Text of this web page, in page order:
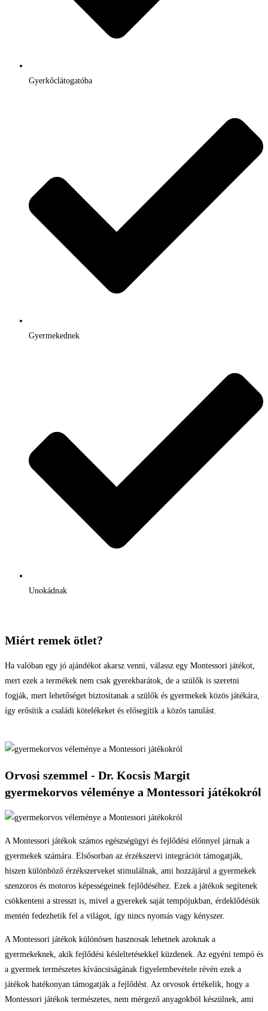
Gyerkőclátogatóba
Gyermekednek
Unokádnak
Miért remek ötlet?
Ha valóban egy jó ajándékot akarsz venni, válassz egy Montessori játékot,
mert ezek a termékek nem csak gyerekbarátok, de a szülők is szeretni
fogják, mert lehetőséget biztosítanak a szülők és gyermekek közös játékára,
így erősítik a családi kötelékeket és elősegítik a közös tanulást.
Orvosi szemmel - Dr. Kocsis Margit
gyermekorvos véleménye a Montessori játékokról
A Montessori játékok számos egészségügyi és fejlődési előnnyel járnak a
gyermekek számára. Elsősorban az érzékszervi integrációt támogatják,
hiszen különböző érzékszerveket stimulálnak, ami hozzájárul a gyermekek
szenzoros és motoros képességeinek fejlődéséhez. Ezek a játékok segítenek
csökkenteni a stresszt is, mivel a gyerekek saját tempójukban, érdeklődésük
mentén fedezhetik fel a világot, így nincs nyomás vagy kényszer.
A Montessori játékok különösen hasznosak lehetnek azoknak a
gyermekeknek, akik fejlődési késleltetésekkel küzdenek. Az egyéni tempó és
a gyermek természetes kíváncsiságának figyelembevétele révén ezek a
játékok hatékonyan támogatják a fejlődést. Az orvosok értékelik, hogy a
Montessori játékok természetes, nem mérgező anyagokból készülnek, ami